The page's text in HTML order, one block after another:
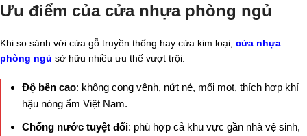
Ưu điểm của cửa nhựa phòng ngủ
Khi so sánh với cửa gỗ truyền thống hay cửa kim loại, cửa nhựa
phòng ngủ sở hữu nhiều ưu thế vượt trội:
Độ bền cao: không cong vênh, nứt nẻ, mối mọt, thích hợp khí
hậu nóng ẩm Việt Nam.
Chống nước tuyệt đối: phù hợp cả khu vực gần nhà vệ sinh,